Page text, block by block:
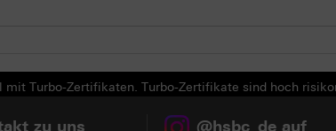
Turbo-Zertifikaten. Turbo-Zertifikate sind hoch
zu uns @hsbc_de auf